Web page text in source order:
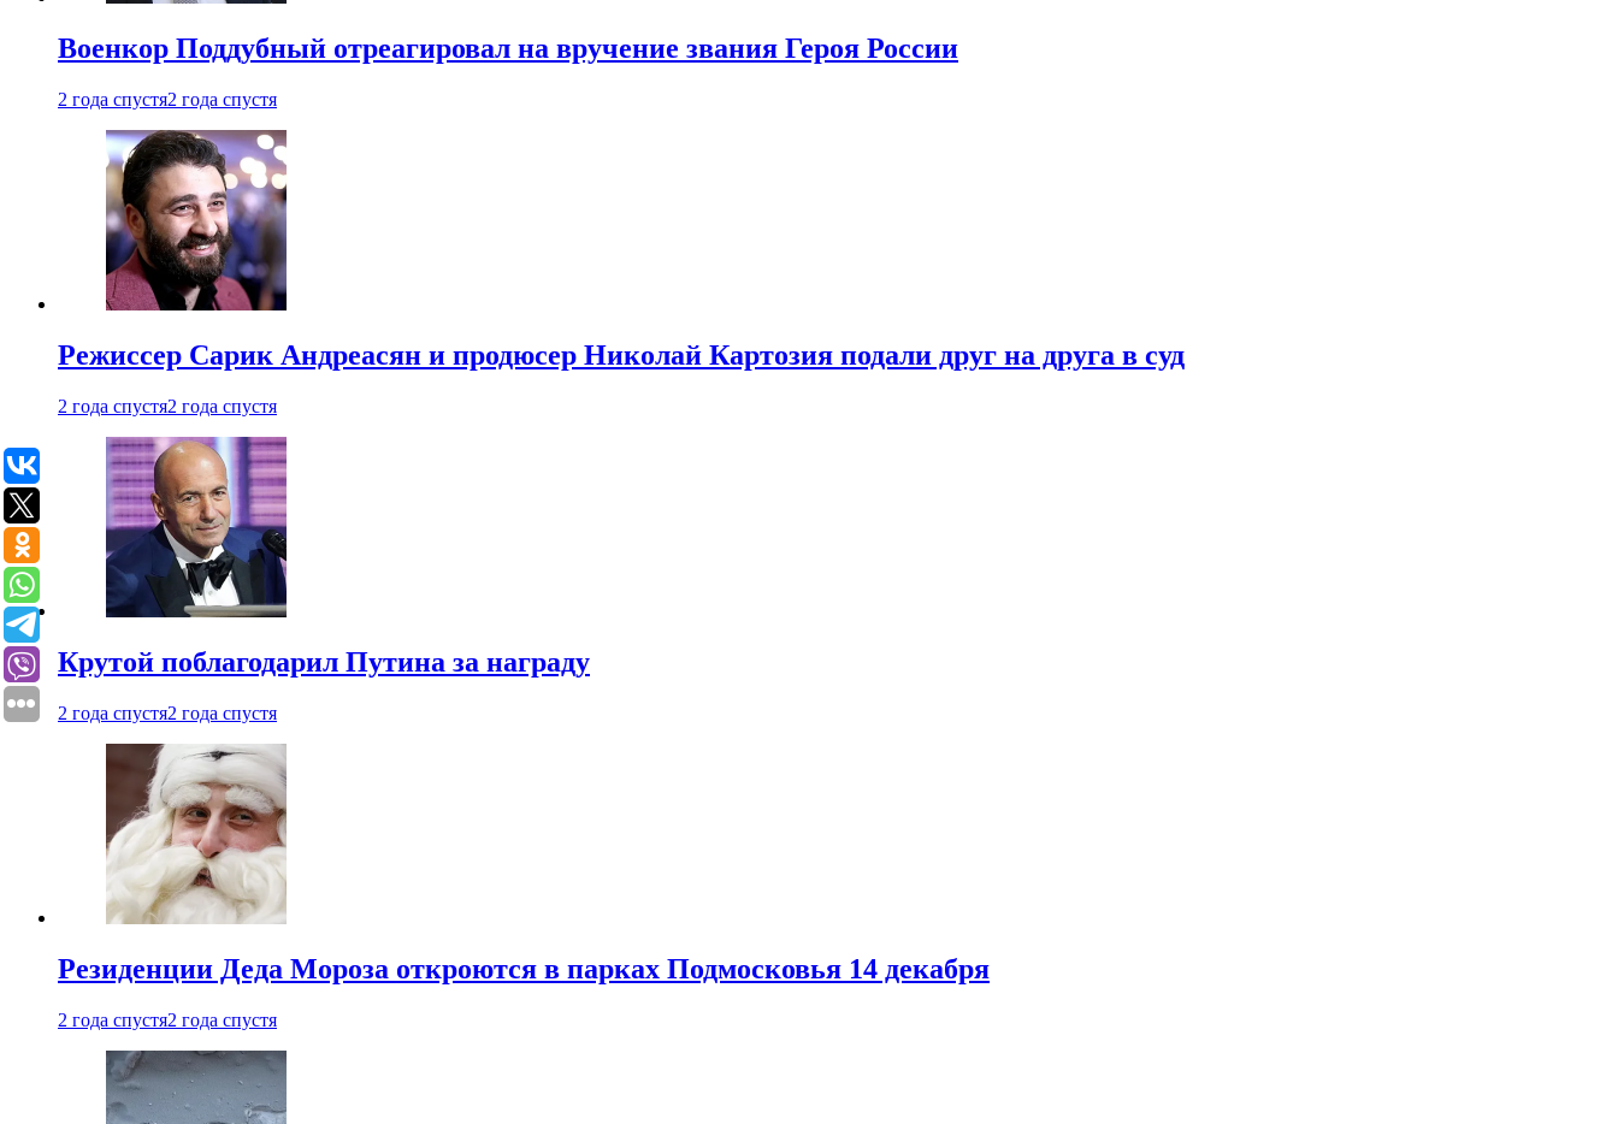
Военкор Поддубный отреагировал на вручение звания Героя России
2 года спустя2 года спустя
Режиссер Сарик Андреасян и продюсер Николай Картозия подали друг на друга в суд
2 года спустя2 года спустя
Крутой поблагодарил Путина за награду
2 года спустя2 года спустя
Резиденции Деда Мороза откроются в парках Подмосковья 14 декабря
2 года спустя2 года спустя